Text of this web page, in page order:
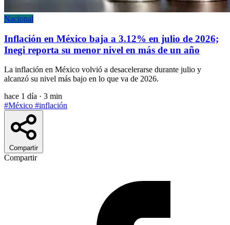
Nacional
Inflación en México baja a 3.12% en julio de 2026;
Inegi reporta su menor nivel en más de un año
La inflación en México volvió a desacelerarse durante julio y
alcanzó su nivel más bajo en lo que va de 2026.
hace 1 día · 3 min
#México #inflación
Compartir
Compartir